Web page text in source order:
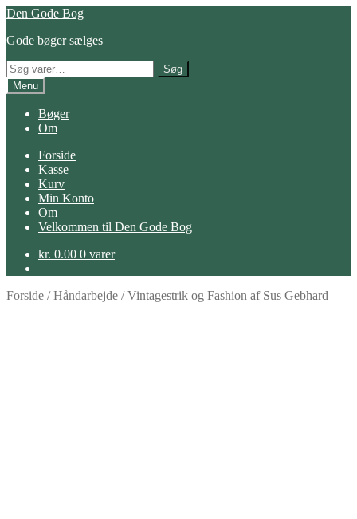
Spring
navigation
Spring
indhold
Den Gode Bog
Gode bøger sælges
Søg
efter:
Søg
Menu
Bøger
Om
Forside
Kasse
Kurv
Min Konto
Om
Velkommen til Den Gode Bog
kr. 0.00 0 varer
Forside /Håndarbejde /Vintagestrik og Fashion af Sus Gebhard